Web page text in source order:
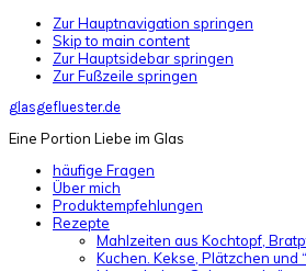
Zur Hauptnavigation springen
Skip to main content
Zur Hauptsidebar springen
Zur Fußzeile springen
glasgefluester.de
Eine Portion Liebe im Glas
häufige Fragen
Über mich
Produktempfehlungen
Rezepte
Mahlzeiten aus Kochtopf,
Kuchen. Kekse, Plätzchen und